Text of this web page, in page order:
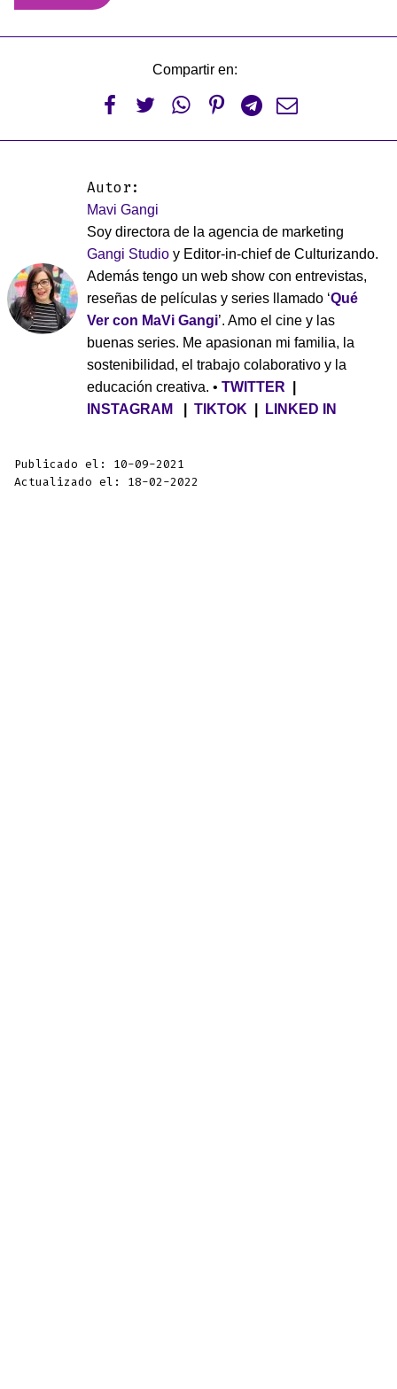
Compartir en:
     
Autor:
Mavi Gangi
Soy directora de la agencia de marketing
Gangi Studio y Editor-in-chief de Culturizando.
Además tengo un web show con entrevistas,
reseñas de películas y series llamado ‘Qué
Ver con MaVi Gangi’. Amo el cine y las
buenas series. Me apasionan mi familia, la
sostenibilidad, el trabajo colaborativo y la
educación creativa. • TWITTER
INSTAGRAM
TIKTOK LINKED IN
Publicado el: 10-09-2021
Actualizado el: 18-02-2022